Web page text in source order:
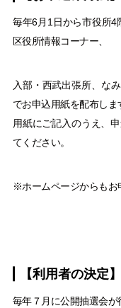
毎年6月1日から市役所4
区役所情報コーナー、
入部・西武出張所、な
でお申込用紙を配布しま
用紙にご記入のうえ、
てください。
※ホームページからもお
【利用者の決定】
毎年７月に公開抽選会が